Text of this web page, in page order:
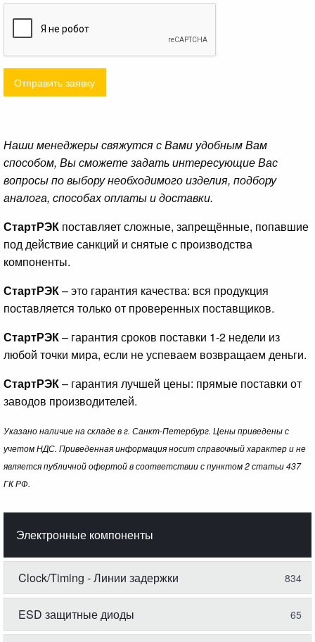
Отправить заявку
Наши менеджеры свяжутся с Вами удобным Вам
способом, Вы сможете задать интересующие Вас
вопросы по выбору необходимого изделия, подбору
аналога, способах оплаты и доставки.
СтартРЭК поставляет сложные, запрещённые, попавшие
под действие санкций и снятые с производства
компоненты.
СтартРЭК– это гарантия качества: вся продукция
поставляется только от проверенных поставщиков.
СтартРЭК– гарантия сроков поставки 1-2 недели из
любой точки мира, если не успеваем возвращаем деньги.
СтартРЭК– гарантия лучшей цены: прямые поставки от
заводов производителей.
Указано наличие на складе в г. Санкт-Петербург. Цены приведены с
учетом НДС. Приведенная информация носит справочный характер и не
является публичной офертой в соответствии с пунктом 2 статьи 437
ГК РФ.
Электронные компоненты
Clock/Timing - Линии задержки 834
ESD защитные диоды 65